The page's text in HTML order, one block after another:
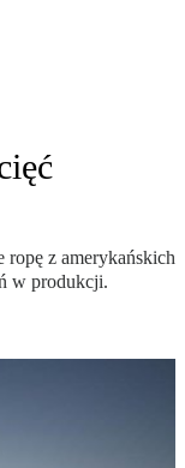
z amerykańskich
w produkcji.